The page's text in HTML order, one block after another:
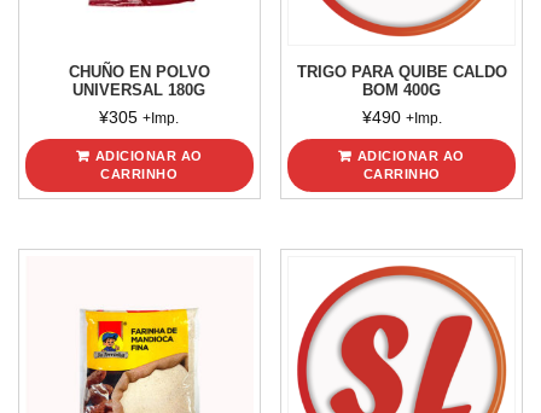
CHUÑO EN POLVO
UNIVERSAL 180G
¥305 +Imp.
ADICIONAR AO
CARRINHO
TRIGO PARA QUIBE CALDO
BOM 400G
¥490 +Imp.
ADICIONAR AO
CARRINHO